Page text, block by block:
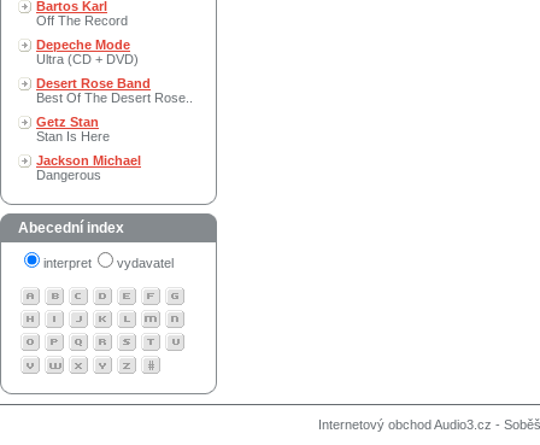
Bartos Karl
Off The Record
Depeche Mode
Ultra (CD + DVD)
Desert Rose Band
Best Of The Desert Rose..
Getz Stan
Stan Is Here
Jackson Michael
Dangerous
Abecední index
interpret vydavatel
Internetový obchod Audio3.cz -